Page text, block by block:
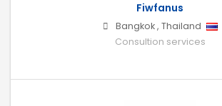
Fiwfanus
Bangkok, Thailand
Consultion services